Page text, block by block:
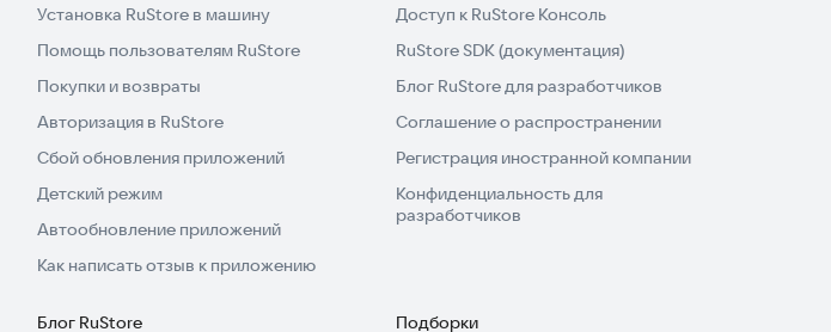
Установка RuStore в машину
Помощь пользователям RuStore
Покупки и возвраты
Авторизация в RuStore
Сбой обновления приложений
Детский режим
Автообновление приложений
Как написать отзыв к приложению
Доступ к RuStore Консоль
RuStore SDK (документация)
Блог RuStore для разработчиков
Соглашение о распространении
Регистрация иностранной компании
Конфиденциальность для
разработчиков
Блог RuStore Подборки